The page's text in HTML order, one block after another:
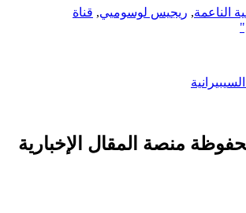
الناعمة, ريجيس لوسوميي, قناة
منصة المقال الإخبارية